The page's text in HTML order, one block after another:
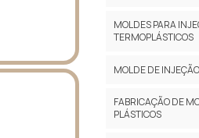
MOLDES PARA
TERMOPLÁSTICOS
MOLDE DE
FABRICAÇÃO DE
PLÁSTICOS